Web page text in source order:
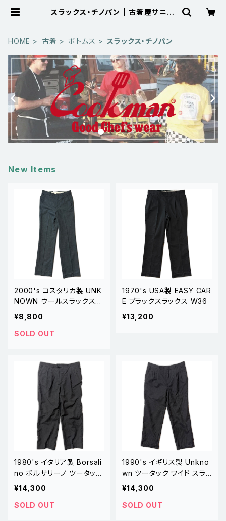
スラックス・チノパン | 古着屋サニー
HOME
古着 ボトムス スラックス・チノパン
New Items
2000's コスタリカ製 UNK
NOWN ウールスラックス
W32
¥8,800
SOLD OUT
1970's USA製 EASY CAR
E ブラックスラックス W36
¥13,200
1980's イタリア製 Borsali
no ボルサリーノ ツータック
ワイド ウールスラックス チ
ャコールグレー
¥14,300
SOLD OUT
1990's イギリス製 Unkno
wn ツータック ワイド スラッ
クス チャコールグレー
¥14,300
SOLD OUT